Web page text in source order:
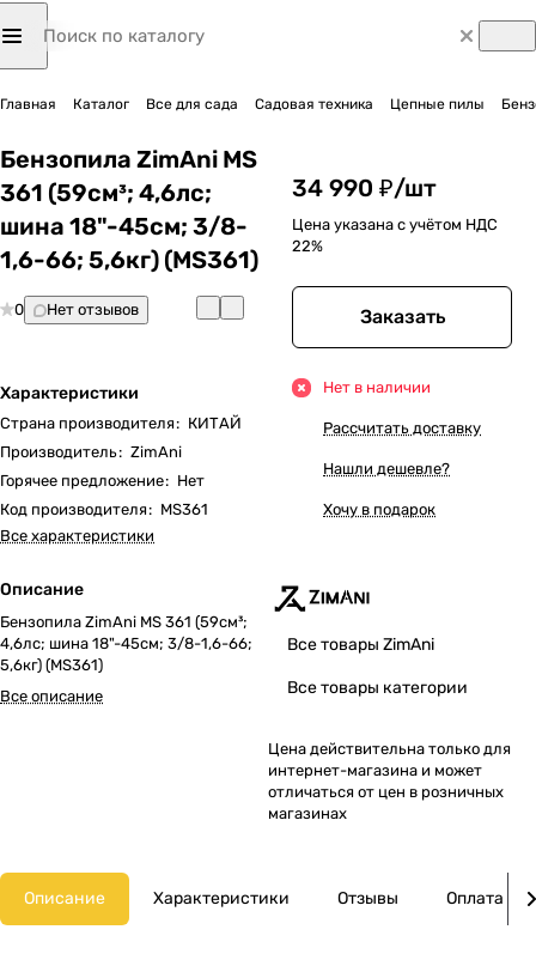
Главная Каталог Все для сада Садовая техника Цепные пилы
Бензопила ZimAni MS
361 (59см³; 4,6лс;
шина 18"-45см; 3/8-
1,6-66; 5,6кг) (MS361)
0 Нет отзывов
Характеристики
Страна производителя: КИТАЙ
Производитель: ZimAni
Горячее предложение: Нет
Код производителя: MS361
Все характеристики
Описание
Бензопила ZimAni MS 361 (59см³;
4,6лс; шина 18"-45см; 3/8-1,6-66;
5,6кг) (MS361)
Все описание
34 990 ₽/шт
Цена указана с учётом НДС
22%
Заказать
Нет в наличии
Рассчитать доставку
Нашли дешевле?
Хочу в подарок
Все товары ZimAni
Все товары категории
Цена действительна только для
интернет-магазина и может
отличаться от цен в розничных
магазинах
Описание Характеристики Отзывы Оплата